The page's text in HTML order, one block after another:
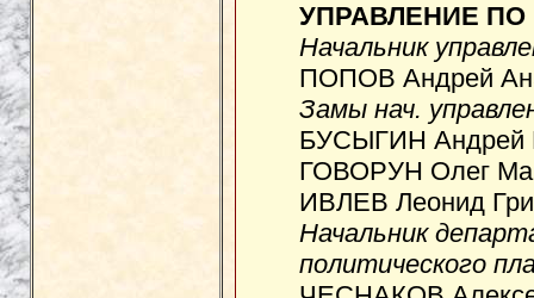
УПРАВЛЕНИЕ
Начальник
ПОПОВ Андрей
Замы нач.
БУСЫГИН Андрей
ГОВОРУН Олег
ИВЛЕВ Леонид
Начальник
политического